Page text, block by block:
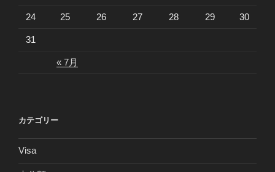
« 7月
24 25 26 27 28 29 30
31
カテゴリー
Visa